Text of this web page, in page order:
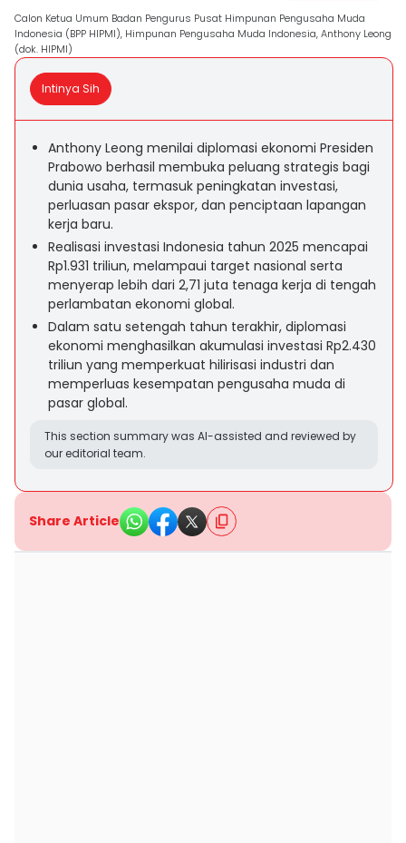
Calon Ketua Umum Badan Pengurus Pusat Himpunan Pengusaha Muda
Indonesia (BPP HIPMI), Himpunan Pengusaha Muda Indonesia, Anthony Leong
(dok. HIPMI)
Intinya Sih
Anthony Leong menilai diplomasi ekonomi Presiden
Prabowo berhasil membuka peluang strategis bagi
dunia usaha, termasuk peningkatan investasi,
perluasan pasar ekspor, dan penciptaan lapangan
kerja baru.
Realisasi investasi Indonesia tahun 2025 mencapai
Rp1.931 triliun, melampaui target nasional serta
menyerap lebih dari 2,71 juta tenaga kerja di tengah
perlambatan ekonomi global.
Dalam satu setengah tahun terakhir, diplomasi
ekonomi menghasilkan akumulasi investasi Rp2.430
triliun yang memperkuat hilirisasi industri dan
memperluas kesempatan pengusaha muda di
pasar global.
This section summary was AI-assisted and reviewed by
our editorial team.
Share Article